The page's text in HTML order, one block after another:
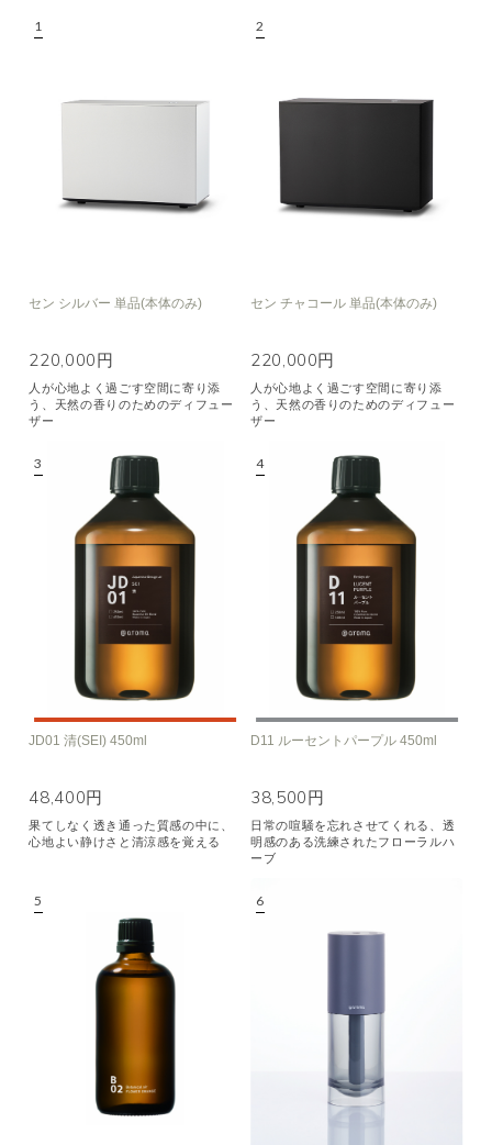
セン シルバー 単品(本体のみ)
220,000円
人が心地よく過ごす空間に寄り添
う、天然の香りのためのディフュー
ザー
セン チャコール 単品(本体のみ)
220,000円
人が心地よく過ごす空間に寄り添
う、天然の香りのためのディフュー
ザー
JD01 清(SEI) 450ml
48,400円
果てしなく透き通った質感の中に、
心地よい静けさと清涼感を覚える
D11 ルーセントパープル 450ml
38,500円
日常の喧騒を忘れさせてくれる、透
明感のある洗練されたフローラルハ
ーブ